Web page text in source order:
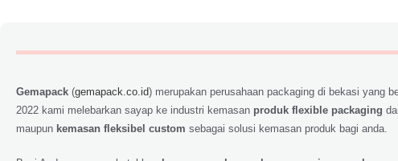
Gemapack (gemapack.co.id) merupakan perusahaan packaging di bekasi yang
2022 kami melebarkan sayap ke industri kemasan produk flexible packaging
maupun kemasan fleksibel custom sebagai solusi kemasan produk bagi anda.